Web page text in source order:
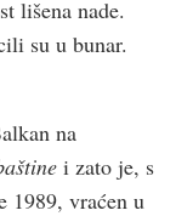
lišena nade.
su u bunar.
na
i zato je, s
1989, vraćen u